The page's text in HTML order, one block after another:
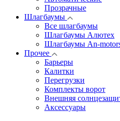
Прозрачные
Шлагбаумы
Все шлагбаумы
Шлагбаумы Алютех
Шлагбаумы An-
Прочее
Барьеры
Калитки
Перегрузки
Комплекты ворот
Внешняя
Аксессуары